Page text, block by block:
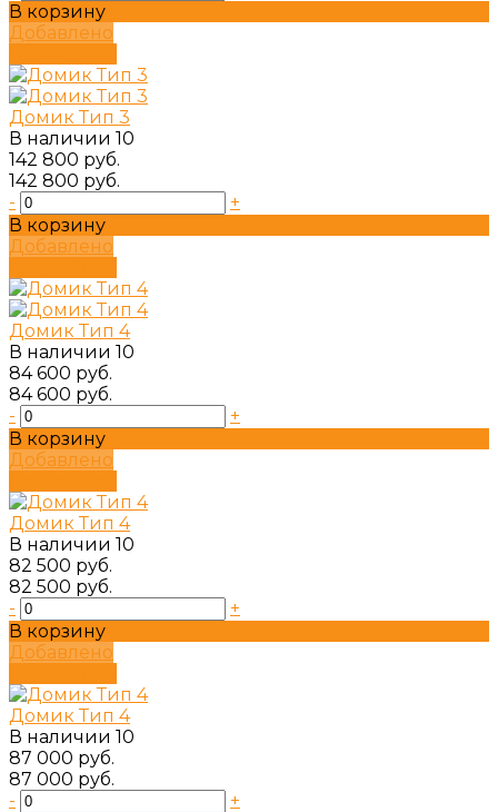
В корзину
Добавлено
Домик Тип 3
В наличии 10
142 800 руб.
142 800 руб.
-
+
В корзину
Добавлено
Домик Тип 4
В наличии 10
84 600 руб.
84 600 руб.
-
+
В корзину
Добавлено
Домик Тип 4
В наличии 10
82 500 руб.
82 500 руб.
-
+
В корзину
Добавлено
Домик Тип 4
В наличии 10
87 000 руб.
87 000 руб.
-
+